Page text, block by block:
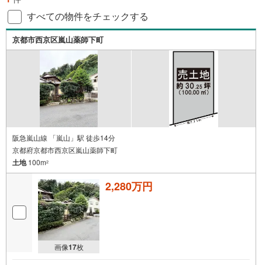
すべての物件をチェックする
京都市西京区嵐山薬師下町
阪急嵐山線 「嵐山」駅 徒歩14分
京都府京都市西京区嵐山薬師下町
土地100m2
画像17枚
2,280万円